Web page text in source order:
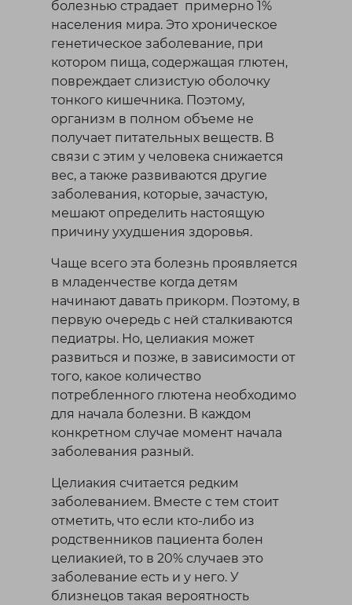
болезнью страдает примерно 1%
населения мира. Это хроническое
генетическое заболевание, при
котором пища, содержащая глютен,
повреждает слизистую оболочку
тонкого кишечника. Поэтому,
организм в полном объеме не
получает питательных веществ. В
связи с этим у человека снижается
вес, а также развиваются другие
заболевания, которые, зачастую,
мешают определить настоящую
причину ухудшения здоровья.
Чаще всего эта болезнь проявляется
в младенчестве когда детям
начинают давать прикорм. Поэтому, в
первую очередь с ней сталкиваются
педиатры. Но, целиакия может
развиться и позже, в зависимости от
того, какое количество
потребленного глютена необходимо
для начала болезни. В каждом
конкретном случае момент начала
заболевания разный.
Целиакия считается редким
заболеванием. Вместе с тем стоит
отметить, что если кто-либо из
родственников пациента болен
целиакией, то в 20% случаев это
заболевание есть и у него. У
близнецов такая вероятность